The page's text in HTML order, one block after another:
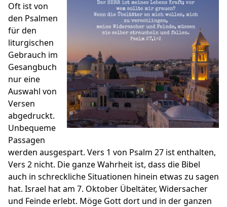
Oft ist von
den Psalmen
für den
liturgischen
Gebrauch im
Gesangbuch
nur eine
Auswahl von
Versen
abgedruckt.
Unbequeme
Passagen
werden ausgespart. Vers 1 von Psalm 27 ist enthalten,
Vers 2 nicht. Die ganze Wahrheit ist, dass die Bibel
auch in schreckliche Situationen hinein etwas zu sagen
hat. Israel hat am 7. Oktober Übeltäter, Widersacher
und Feinde erlebt. Möge Gott dort und in der ganzen